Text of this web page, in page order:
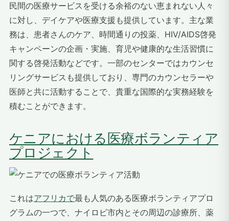
民間の医療サービスを受ける余裕のない恵まれない人々
に対し、デイケアや医療支援も提供しています。主な業
務は、患者さんのケア、時間通りの投薬、HIV/AIDS啓発
キャンペーンの企画・実施、育児や健康的な生活習慣に
関する啓発活動などです。一部のセンターではカウンセ
リングサービスも提供しており、専門のカウンセラーや
医師と共に活動することで、貴重な国際的な実務経験を
積むことができます。
ケニアにおける医療ボランティア
プロジェクト
これはアフリカで最も人気のある医療ボランティアプロ
グラムの一つで、ナイロビ市内とその周辺の診療所、薬